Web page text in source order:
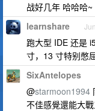
战好几年 哈哈哈~
learnshare
跑大型 IDE 还是
寸，13 寸特别憋
SixAntelopes
@starmoon1994
不佳感覺還能大戰